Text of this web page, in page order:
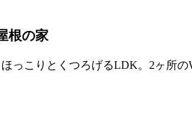
根の家
っこりとくつろげるLDK。2ヶ所